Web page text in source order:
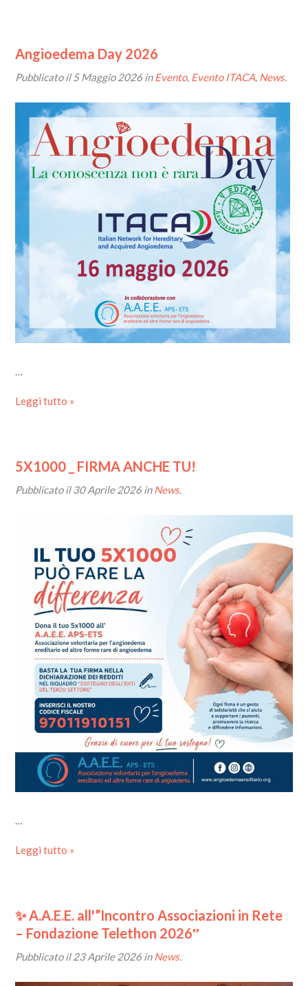
Angioedema Day 2026
Pubblicato il5 Maggio 2026 inEvento, Evento ITACA, News.
…
Leggi tutto »
5X1000 _ FIRMA ANCHE TU!
Pubblicato il30 Aprile 2026 inNews.
…
Leggi tutto »
✨ A.A.E.E. all'”Incontro Associazioni in Rete
– Fondazione Telethon 2026″
Pubblicato il23 Aprile 2026 inNews.